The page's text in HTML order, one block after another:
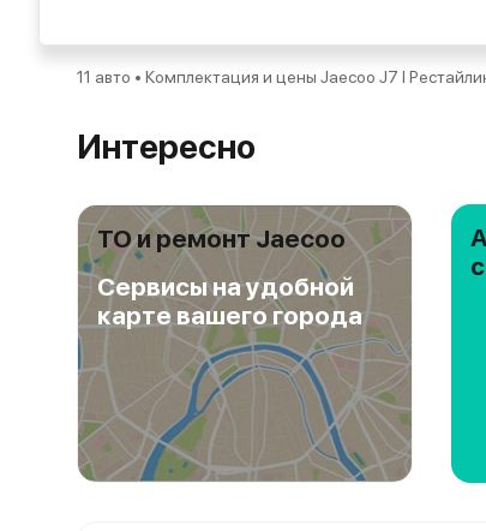
11 авто • Комплектация и цены Jaecoo J7 I
Интересно
ТО и ремонт Jaecoo
Сервисы на удобной
карте вашего города